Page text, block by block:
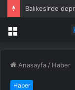
Menü
Anasayfa / Haber
Haber